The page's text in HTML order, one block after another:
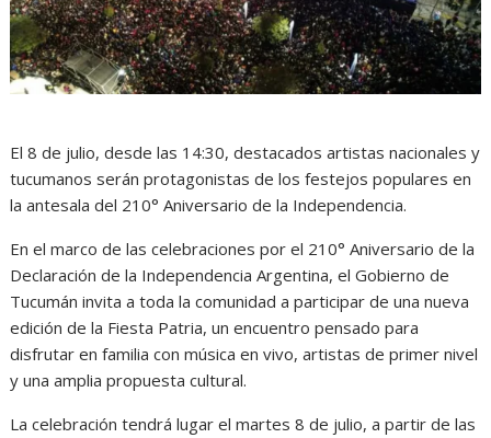
El 8 de julio, desde las 14:30, destacados artistas nacionales y
tucumanos serán protagonistas de los festejos populares en
la antesala del 210° Aniversario de la Independencia.
En el marco de las celebraciones por el 210° Aniversario de la
Declaración de la Independencia Argentina, el Gobierno de
Tucumán invita a toda la comunidad a participar de una nueva
edición de la Fiesta Patria, un encuentro pensado para
disfrutar en familia con música en vivo, artistas de primer nivel
y una amplia propuesta cultural.
La celebración tendrá lugar el martes 8 de julio, a partir de las